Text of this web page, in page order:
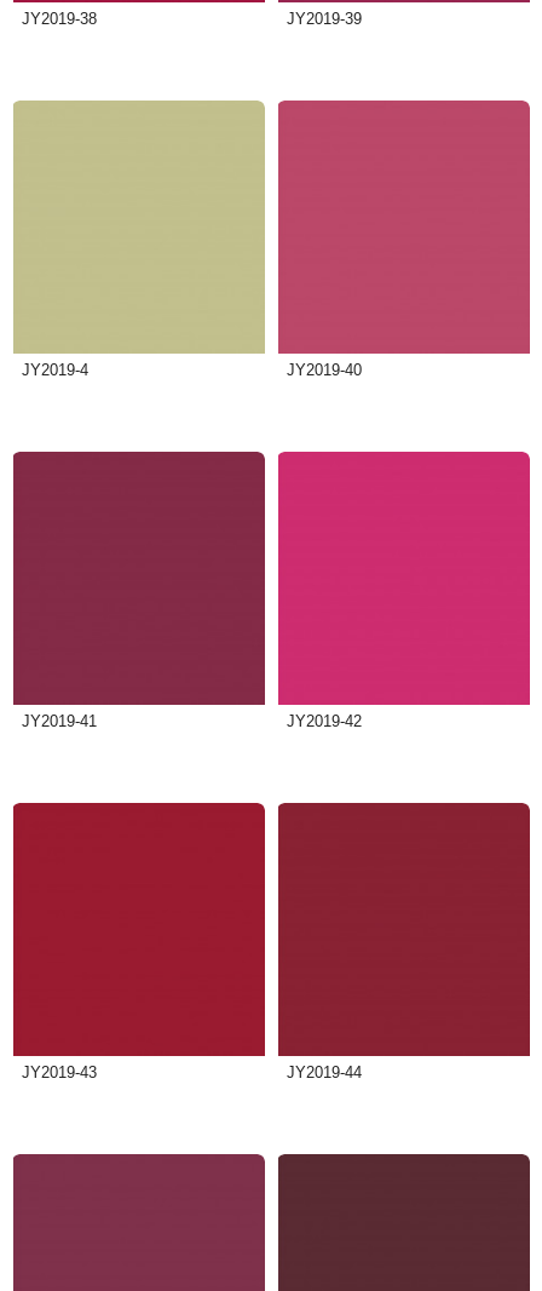
JY2019-38 JY2019-39
JY2019-4 JY2019-40
JY2019-41 JY2019-42
JY2019-43 JY2019-44